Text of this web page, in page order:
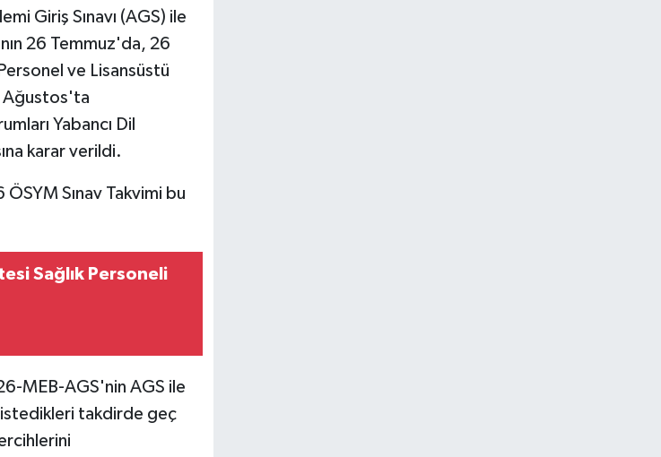
Giriş Sınavı (AGS) ile
26 Temmuz'da, 26
ve Lisansüstü
Ağustos'ta
Yabancı Dil
karar verildi.
Sınav Takvimi bu
Sağlık Personeli
MEB-AGS'nin AGS ile
istedikleri takdirde geç